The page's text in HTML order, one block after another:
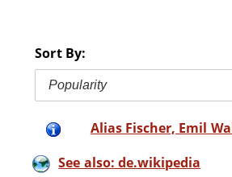
Sort By:
Popularity
Alias Fischer, Emil
See also: de.wikipedia